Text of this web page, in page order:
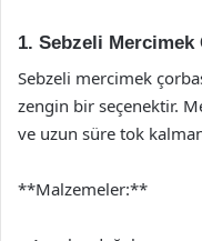
1. Sebzeli Mercimek
Sebzeli mercimek
zengin bir seçenektir.
ve uzun süre tok
**Malzemeler:**